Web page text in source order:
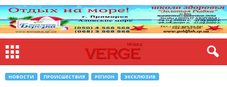
НОВОСТИ ПРОИСШЕСТВИЯ РЕГИОН ЭКСКЛЮЗИВ